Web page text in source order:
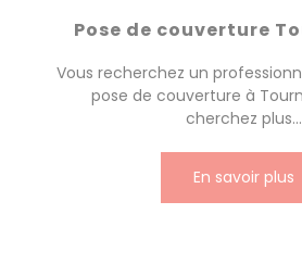
Pose de couverture
Vous recherchez un
pose de couverture à
cherchez plus...
En savoir plus